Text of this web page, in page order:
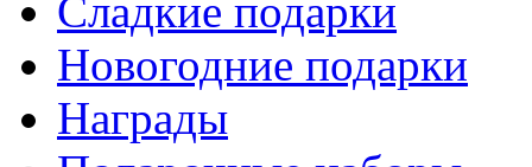
Сладкие подарки
Новогодние подарки
Награды